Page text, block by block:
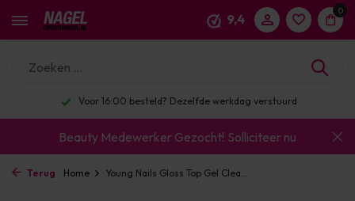
9,4
0
Voor 16:00 besteld? Dezelfde werkdag verstuurd
Beauty Medewerker Gezocht! Solliciteer nu
Terug Home Young Nails Gloss Top Gel Clea...